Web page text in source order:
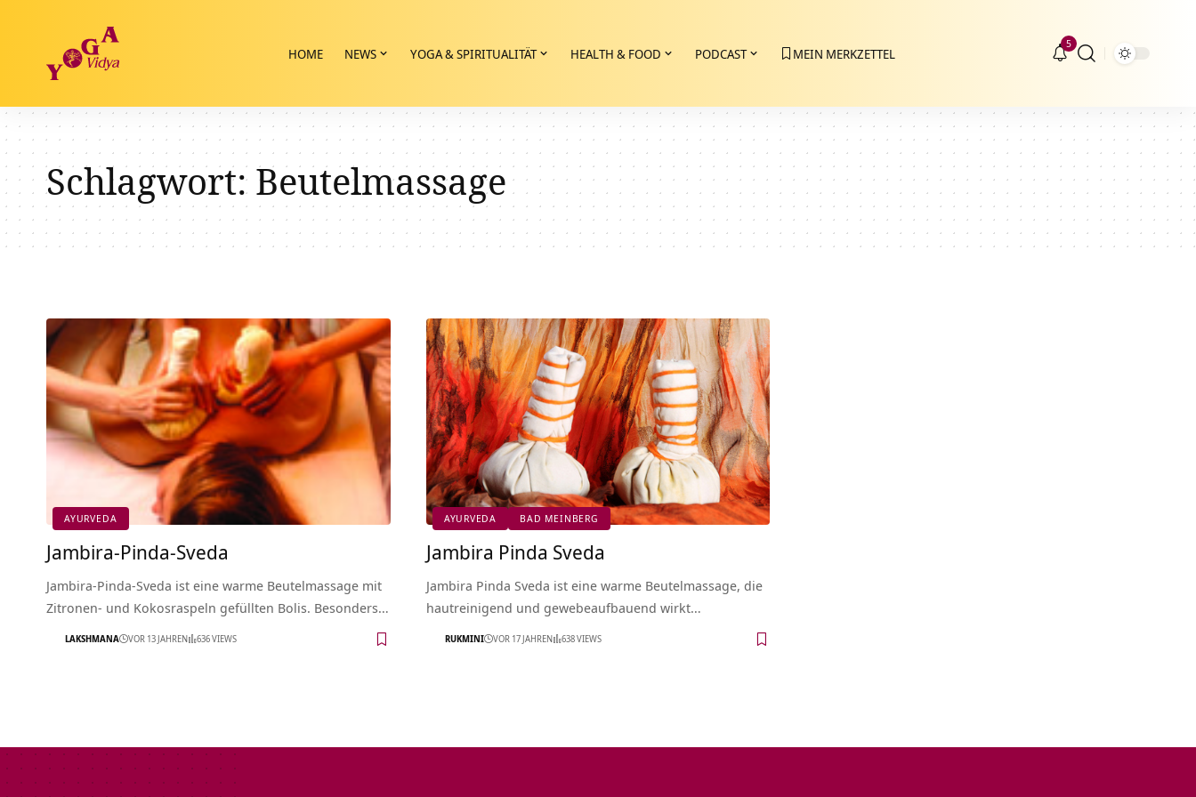
HOME NEWS YOGA & SPIRITUALITÄT HEALTH & FOOD PODCAST MEIN MERKZETTEL
5
Schlagwort:Beutelmassage
AYURVEDA
Jambira-Pinda-Sveda
Jambira-Pinda-Sveda ist eine warme Beutelmassage mit
Zitronen- und Kokosraspeln gefüllten Bolis. Besonders…
LAKSHMANA VOR 13 JAHREN 636 VIEWS
AYURVEDA BAD MEINBERG
Jambira Pinda Sveda
Jambira Pinda Sveda ist eine warme Beutelmassage, die
hautreinigend und gewebeaufbauend wirkt…
RUKMINI VOR 17 JAHREN 638 VIEWS